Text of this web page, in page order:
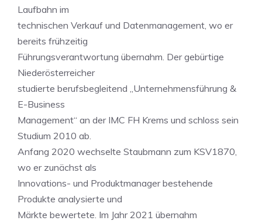
Laufbahn im
technischen Verkauf und Datenmanagement, wo er
bereits frühzeitig
Führungsverantwortung übernahm. Der gebürtige
Niederösterreicher
studierte berufsbegleitend „Unternehmensführung &
E-Business
Management“ an der IMC FH Krems und schloss sein
Studium 2010 ab.
Anfang 2020 wechselte Staubmann zum KSV1870,
wo er zunächst als
Innovations- und Produktmanager bestehende
Produkte analysierte und
Märkte bewertete. Im Jahr 2021 übernahm